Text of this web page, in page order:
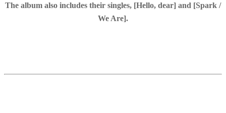
The album also includes their singles, [Hello, dear] and [Spark /
We Are].